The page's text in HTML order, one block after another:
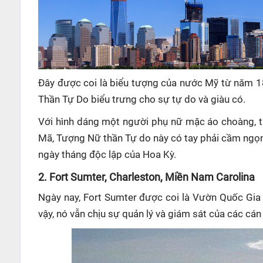
Đây được coi là biểu tượng của nước Mỹ từ năm
Thần Tự Do biểu trưng cho sự tự do và giàu có.
Với hình dáng một người phụ nữ mặc áo
Mã, Tượng Nữ thần Tự do này có tay phải cầm
ngày tháng độc lập của Hoa Kỳ.
2. Fort Sumter, Charleston, Miền Nam Carolina
Ngày nay, Fort Sumter được coi là Vườn Quốc
vậy, nó vẫn chịu sự quản lý và giám sát của các